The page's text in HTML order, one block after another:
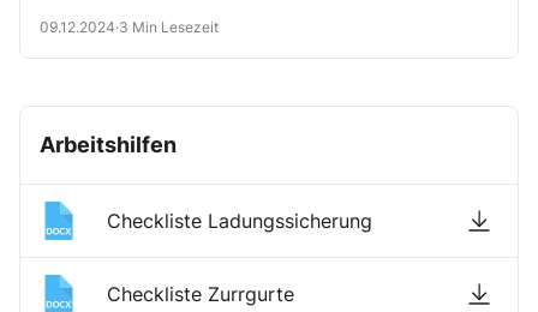
tatsächliche Gefährdung resultiert oder nicht – lesen Sie aber selbst
09.12.2024·3 Min Lesezeit
Arbeitshilfen
Checkliste Ladungssicherung
Checkliste Zurrgurte